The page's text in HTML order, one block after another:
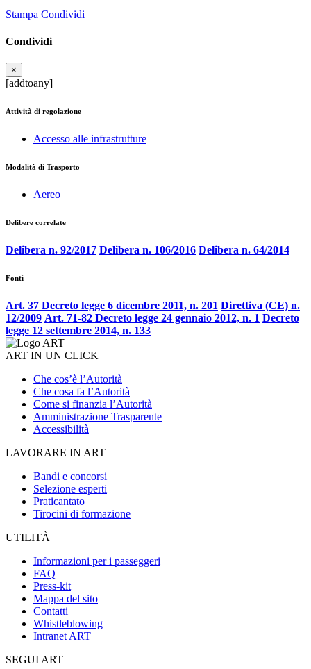
Stampa Condividi
Condividi
×
[addtoany]
Attività di regolazione
Accesso alle infrastrutture
Modalità di Trasporto
Aereo
Delibere correlate
Delibera n. 92/2017 Delibera n. 106/2016 Delibera n. 64/2014
Fonti
Art. 37 Decreto legge 6 dicembre 2011, n. 201 Direttiva (CE) n.
12/2009 Art. 71-82 Decreto legge 24 gennaio 2012, n. 1 Decreto
legge 12 settembre 2014, n. 133
ART IN UN CLICK
Che cos’è l’Autorità
Che cosa fa l’Autorità
Come si finanzia l’Autorità
Amministrazione Trasparente
Accessibilità
LAVORARE IN ART
Bandi e concorsi
Selezione esperti
Praticantato
Tirocini di formazione
UTILITÀ
Informazioni per i passeggeri
FAQ
Press-kit
Mappa del sito
Contatti
Whistleblowing
Intranet ART
SEGUI ART